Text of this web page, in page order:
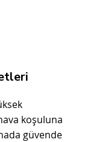
koşuluna
güvende